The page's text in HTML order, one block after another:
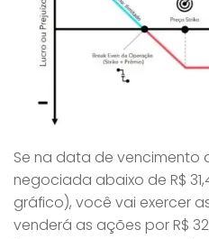
Se na data de vencimento
negociada abaixo de R$
gráfico), você vai exercer
venderá as ações por R$